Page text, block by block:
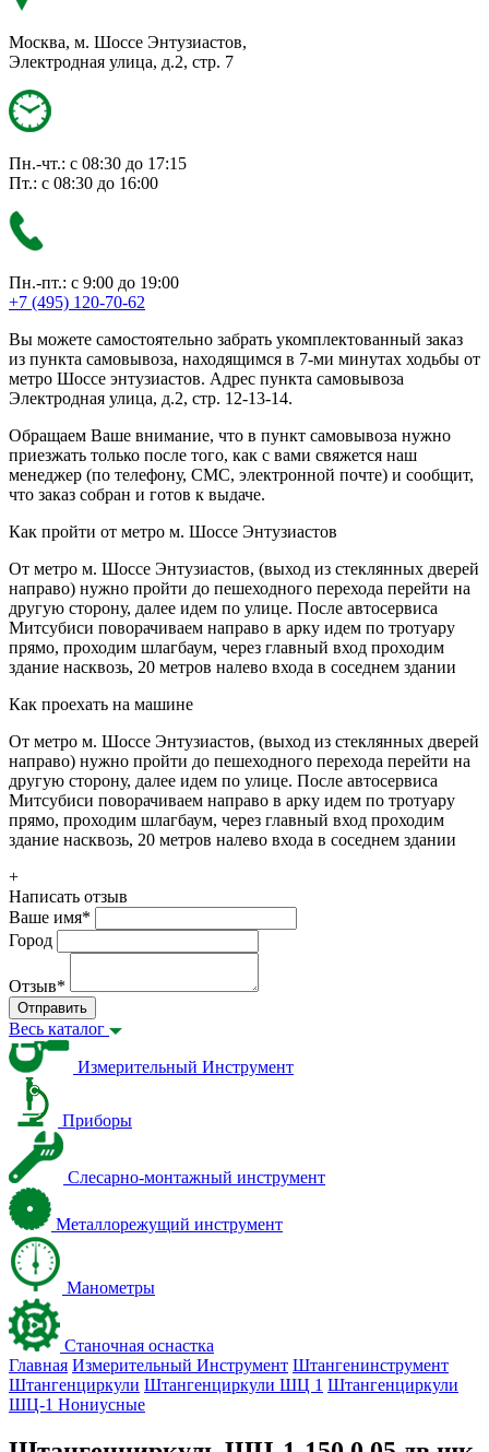
Москва, м. Шоссе Энтузиастов,
Электродная улица, д.2, стр. 7
Пн.-чт.: с 08:30 до 17:15
Пт.: с 08:30 до 16:00
Пн.-пт.: с 9:00 до 19:00
+7 (495) 120-70-62
Вы можете самостоятельно забрать укомплектованный заказ
из пункта самовывоза, находящимся в 7-ми минутах ходьбы от
метро Шоссе энтузиастов. Адрес пункта самовывоза
Электродная улица, д.2, стр. 12-13-14.
Обращаем Ваше внимание, что в пункт самовывоза нужно
приезжать только после того, как с вами свяжется наш
менеджер (по телефону, СМС, электронной почте) и сообщит,
что заказ собран и готов к выдаче.
Как пройти от метро м. Шоссе Энтузиастов
От метро м. Шоссе Энтузиастов, (выход из стеклянных дверей
направо) нужно пройти до пешеходного перехода перейти на
другую сторону, далее идем по улице. После автосервиса
Митсубиси поворачиваем направо в арку идем по тротуару
прямо, проходим шлагбаум, через главный вход проходим
здание насквозь, 20 метров налево входа в соседнем здании
Как проехать на машине
От метро м. Шоссе Энтузиастов, (выход из стеклянных дверей
направо) нужно пройти до пешеходного перехода перейти на
другую сторону, далее идем по улице. После автосервиса
Митсубиси поворачиваем направо в арку идем по тротуару
прямо, проходим шлагбаум, через главный вход проходим
здание насквозь, 20 метров налево входа в соседнем здании
+
Написать отзыв
Ваше имя*
Город
Отзыв*
Отправить
Весь каталог
Измерительный Инструмент
Приборы
Слесарно-монтажный инструмент
Металлорежущий инструмент
Манометры
Станочная оснастка
Главная Измерительный Инструмент Штангенинструмент
Штангенциркули Штангенциркули ШЦ 1 Штангенциркули
ШЦ-1 Нониусные